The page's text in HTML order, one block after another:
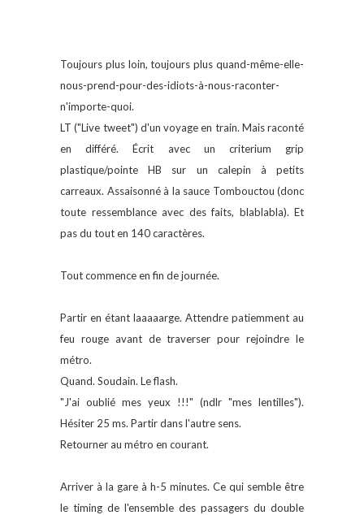
Toujours plus loin, toujours plus quand-même-elle-
nous-prend-pour-des-idiots-à-nous-raconter-
n'importe-quoi.
LT ("Live tweet") d'un voyage en train. Mais raconté
en différé. Écrit avec un criterium grip
plastique/pointe HB sur un calepin à petits
carreaux. Assaisonné à la sauce Tombouctou (donc
toute ressemblance avec des faits, blablabla). Et
pas du tout en 140 caractères.
Tout commence en fin de journée.
Partir en étant laaaaarge. Attendre patiemment au
feu rouge avant de traverser pour rejoindre le
métro.
Quand. Soudain. Le flash.
"J'ai oublié mes yeux !!!" (ndlr "mes lentilles").
Hésiter 25 ms. Partir dans l'autre sens.
Retourner au métro en courant.
Arriver à la gare à h-5 minutes. Ce qui semble être
le timing de l'ensemble des passagers du double